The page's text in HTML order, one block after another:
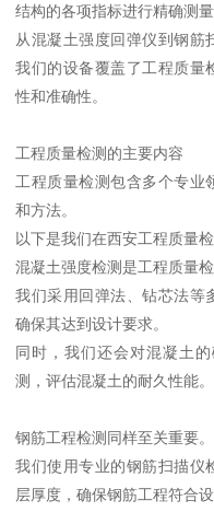
结构的各项指标进行精确测量
从混凝土强度回弹仪到钢筋
我们的设备覆盖了工程质量
性和准确性。
工程质量检测的主要内容
工程质量检测包含多个专业
和方法。
以下是我们在西安工程质量
混凝土强度检测是工程质量
我们采用回弹法、钻芯法等
确保其达到设计要求。
同时，我们还会对混凝土
测，评估混凝土的耐久性能。
钢筋工程检测同样至关重要。
我们使用专业的钢筋扫描仪
层厚度，确保钢筋工程符合设